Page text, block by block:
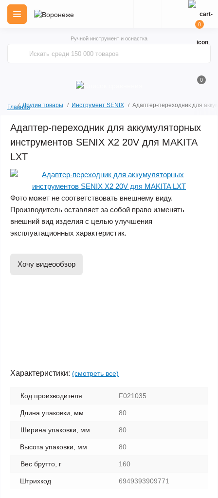
Ручной инструмент и оснастка
0
0
ГлавнаяДругие товары Инструмент SENIX Адаптер-переходник для
Адаптер-переходник для аккумуляторных
инструментов SENIX X2 20V для MAKITA
LXT
Фото может не соответствовать внешнему виду.
Производитель оставляет за собой право изменять
внешний вид изделия с целью улучшения
эксплуатационных характеристик.
Хочу видеообзор
Характеристики: (смотреть все)
Код производителя F021035
Длина упаковки, мм 80
Ширина упаковки, мм 80
Высота упаковки, мм 80
Вес брутто, г 160
Штрихкод 6949393909771